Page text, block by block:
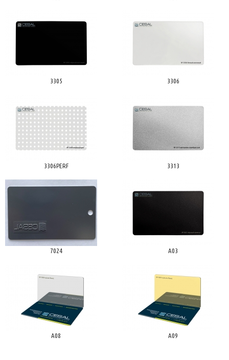
3305 3306
3306PERF 3313
7024 A03
A08 A09